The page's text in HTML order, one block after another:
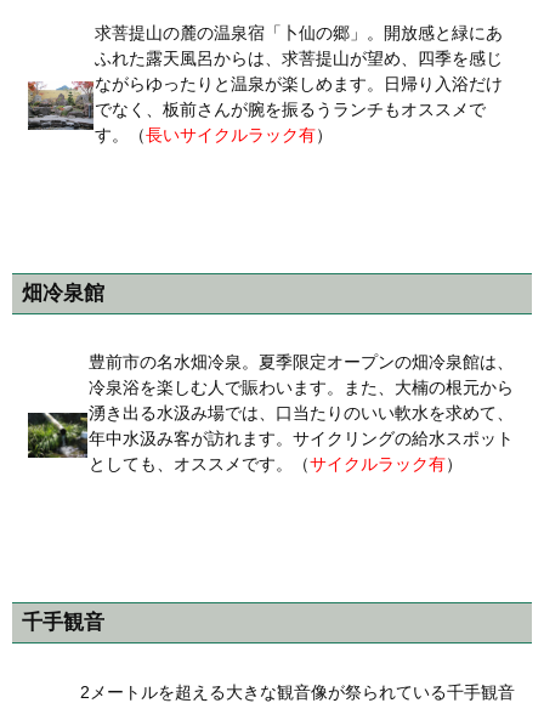
求菩提山の麓の温泉宿「卜仙の郷」。開放感と緑にあ
ふれた露天風呂からは、求菩提山が望め、四季を感じ
ながらゆったりと温泉が楽しめます。日帰り入浴だけ
でなく、板前さんが腕を振るうランチもオススメで
す。（長いサイクルラック有）
畑冷泉館
豊前市の名水畑冷泉。夏季限定オープンの畑冷泉館は、
冷泉浴を楽しむ人で賑わいます。また、大楠の根元から
湧き出る水汲み場では、口当たりのいい軟水を求めて、
年中水汲み客が訪れます。サイクリングの給水スポット
としても、オススメです。（サイクルラック有）
千手観音
2メートルを超える大きな観音像が祭られている千手観音